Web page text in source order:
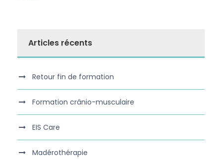
Articles récents
Retour fin de formation
Formation crânio-musculaire
EIS Care
Madérothérapie